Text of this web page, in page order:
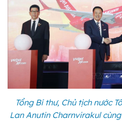
Tổng Bí thư, Chủ tịch nước
Lan Anutin Charnvirakul